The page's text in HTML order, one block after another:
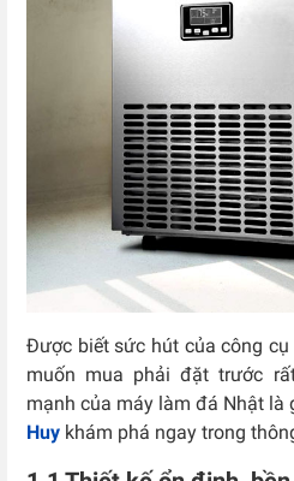
Được biết sức hút của công
muốn mua phải đặt trước
mạnh của máy làm đá Nhật là
Huy khám phá ngay trong